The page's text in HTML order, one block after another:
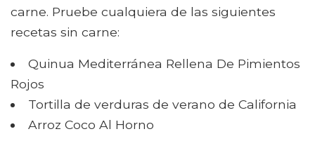
carne. Pruebe cualquiera de las siguientes
recetas sin carne:
Quinua Mediterránea Rellena De Pimientos
Rojos
Tortilla de verduras de verano de California
Arroz Coco Al Horno